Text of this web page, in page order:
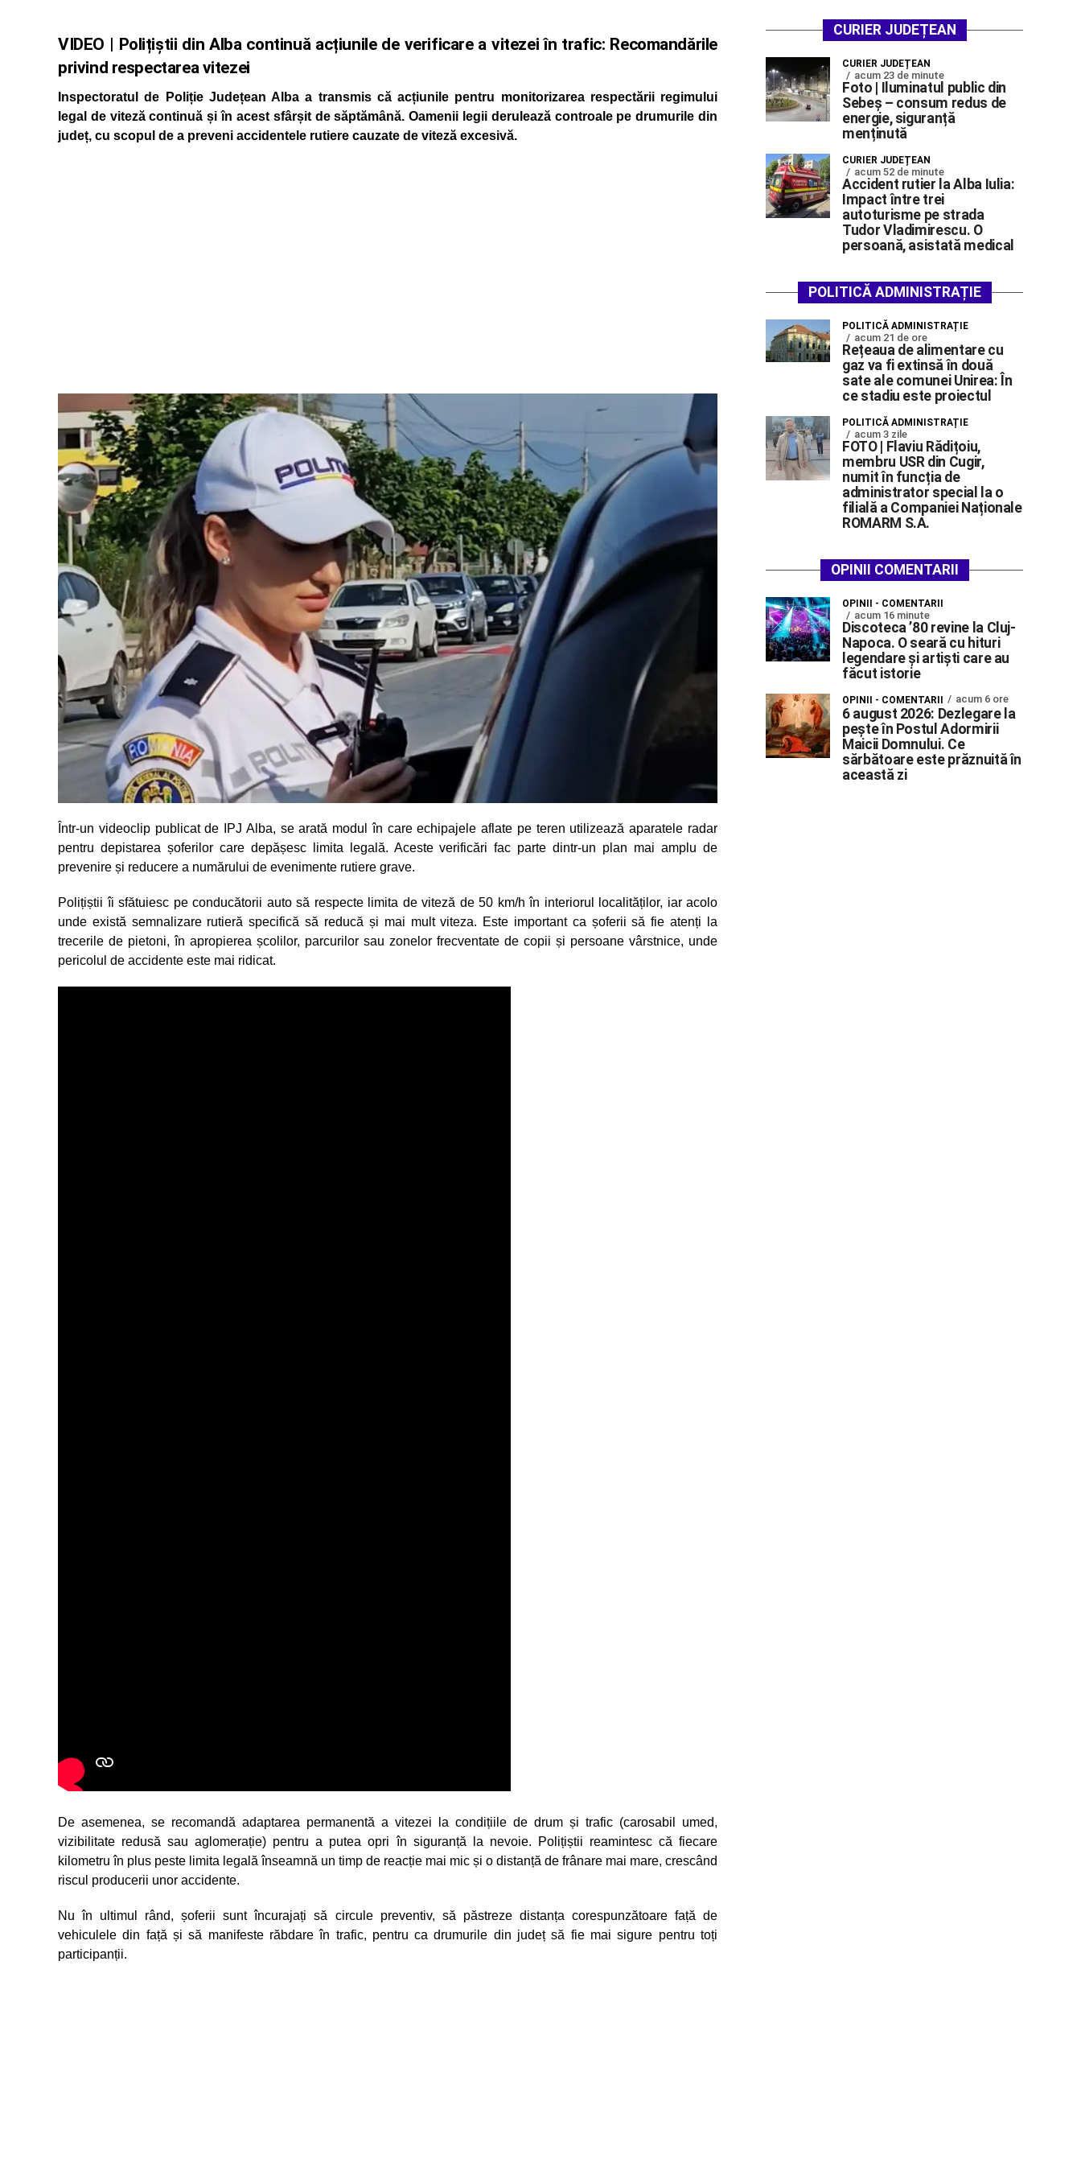
VIDEO | Polițiștii din Alba continuă acțiunile de verificare a vitezei în trafic: Recomandările
privind respectarea vitezei
Inspectoratul de Poliție Județean Alba a transmis că acțiunile pentru monitorizarea respectării regimului
legal de viteză continuă și în acest sfârșit de săptămână. Oamenii legii derulează controale pe drumurile din
județ, cu scopul de a preveni accidentele rutiere cauzate de viteză excesivă.
Într-un videoclip publicat de IPJ Alba, se arată modul în care echipajele aflate pe teren utilizează aparatele radar
pentru depistarea șoferilor care depășesc limita legală. Aceste verificări fac parte dintr-un plan mai amplu de
prevenire și reducere a numărului de evenimente rutiere grave.
Polițiștii îi sfătuiesc pe conducătorii auto să respecte limita de viteză de 50 km/h în interiorul localităților, iar acolo
unde există semnalizare rutieră specifică să reducă și mai mult viteza. Este important ca șoferii să fie atenți la
trecerile de pietoni, în apropierea școlilor, parcurilor sau zonelor frecventate de copii și persoane vârstnice, unde
pericolul de accidente este mai ridicat.
De asemenea, se recomandă adaptarea permanentă a vitezei la condițiile de drum și trafic (carosabil umed,
vizibilitate redusă sau aglomerație) pentru a putea opri în siguranță la nevoie. Polițiștii reamintesc că fiecare
kilometru în plus peste limita legală înseamnă un timp de reacție mai mic și o distanță de frânare mai mare, crescând
riscul producerii unor accidente.
Nu în ultimul rând, șoferii sunt încurajați să circule preventiv, să păstreze distanța corespunzătoare față de
vehiculele din față și să manifeste răbdare în trafic, pentru ca drumurile din județ să fie mai sigure pentru toți
participanții.
CURIER JUDEȚEAN
CURIER JUDEȚEAN
acum 23 de minute
Foto | Iluminatul public din
Sebeș – consum redus de
energie, siguranță
menținută
CURIER JUDEȚEAN
acum 52 de minute
Accident rutier la Alba Iulia:
Impact între trei
autoturisme pe strada
Tudor Vladimirescu. O
persoană, asistată medical
POLITICĂ ADMINISTRAȚIE
POLITICĂ ADMINISTRAȚIE
acum 21 de ore
Rețeaua de alimentare cu
gaz va fi extinsă în două
sate ale comunei Unirea: În
ce stadiu este proiectul
POLITICĂ ADMINISTRAȚIE
acum 3 zile
FOTO | Flaviu Rădițoiu,
membru USR din Cugir,
numit în funcția de
administrator special la o
filială a Companiei Naționale
ROMARM S.A.
OPINII COMENTARII
OPINII - COMENTARII
acum 16 minute
Discoteca ’80 revine la Cluj-
Napoca. O seară cu hituri
legendare și artiști care au
făcut istorie
OPINII - COMENTARII acum 6 ore
6 august 2026: Dezlegare la
pește în Postul Adormirii
Maicii Domnului. Ce
sărbătoare este prăznuită în
această zi